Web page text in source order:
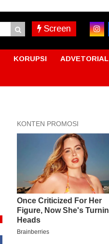
Screen
KORUPSI ADVETORIAL